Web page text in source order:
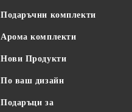
Подаръчни комплекти
Арома комплекти
Нови Продукти
По ваш дизайн
Подаръци за